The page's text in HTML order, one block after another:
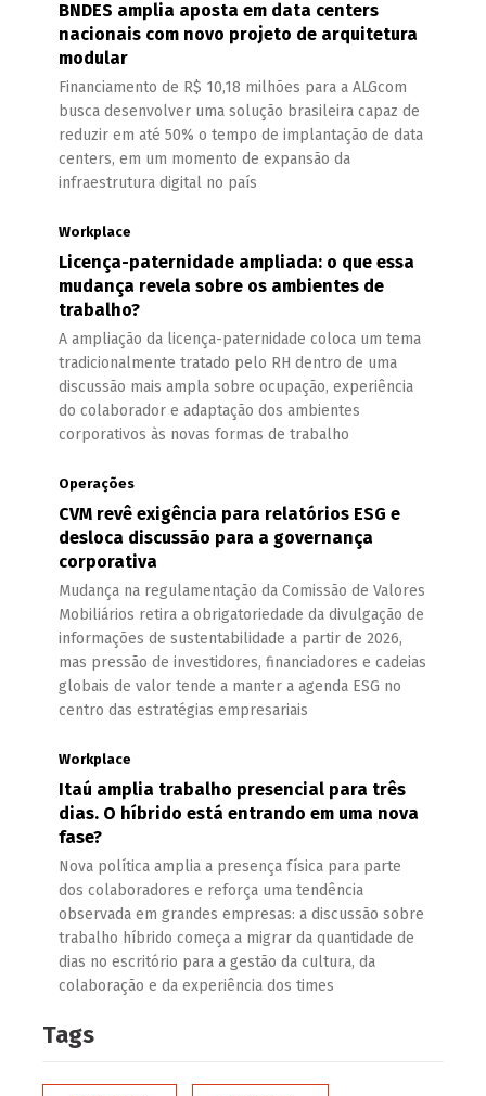
BNDES amplia aposta em data centers
nacionais com novo projeto de arquitetura
modular
Financiamento de R$ 10,18 milhões para a ALGcom
busca desenvolver uma solução brasileira capaz de
reduzir em até 50% o tempo de implantação de data
centers, em um momento de expansão da
infraestrutura digital no país
Workplace
Licença-paternidade ampliada: o que essa
mudança revela sobre os ambientes de
trabalho?
A ampliação da licença-paternidade coloca um tema
tradicionalmente tratado pelo RH dentro de uma
discussão mais ampla sobre ocupação, experiência
do colaborador e adaptação dos ambientes
corporativos às novas formas de trabalho
Operações
CVM revê exigência para relatórios ESG e
desloca discussão para a governança
corporativa
Mudança na regulamentação da Comissão de Valores
Mobiliários retira a obrigatoriedade da divulgação de
informações de sustentabilidade a partir de 2026,
mas pressão de investidores, financiadores e cadeias
globais de valor tende a manter a agenda ESG no
centro das estratégias empresariais
Workplace
Itaú amplia trabalho presencial para três
dias. O híbrido está entrando em uma nova
fase?
Nova política amplia a presença física para parte
dos colaboradores e reforça uma tendência
observada em grandes empresas: a discussão sobre
trabalho híbrido começa a migrar da quantidade de
dias no escritório para a gestão da cultura, da
colaboração e da experiência dos times
Tags